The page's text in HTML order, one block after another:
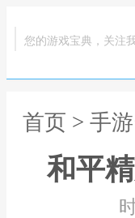
您的游戏宝典，关注我
首页 > 手
和平